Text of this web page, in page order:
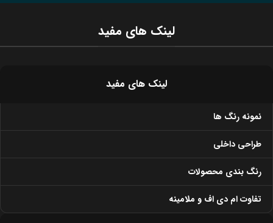
لینک های مفید
لینک های مفید
نمونه رنگ ها
طراحی داخلی
رنگ بندی محصولات
تفاوت ام دی اف و ملامینه